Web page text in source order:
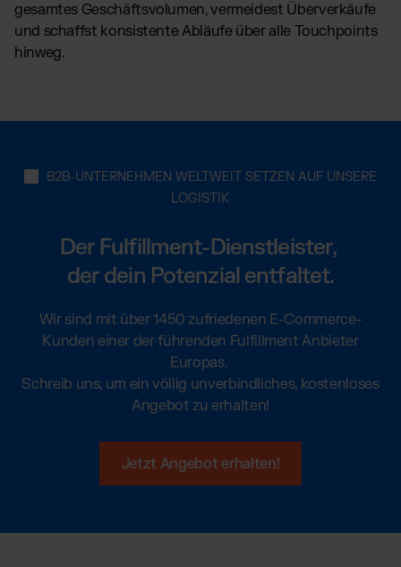
gesamtes Geschäftsvolumen, vermeidest Überverkäufe
und schaffst konsistente Abläufe über alle Touchpoints
hinweg.
B2B-UNTERNEHMEN WELTWEIT SETZEN AUF UNSERE
LOGISTIK
Der Fulfillment-Dienstleister,
der dein Potenzial entfaltet.
Wir sind mit über 1450 zufriedenen E-Commerce-
Kunden einer der führenden Fulfillment Anbieter
Europas.
Schreib uns, um ein völlig unverbindliches, kostenloses
Angebot zu erhalten!
Jetzt Angebot erhalten!